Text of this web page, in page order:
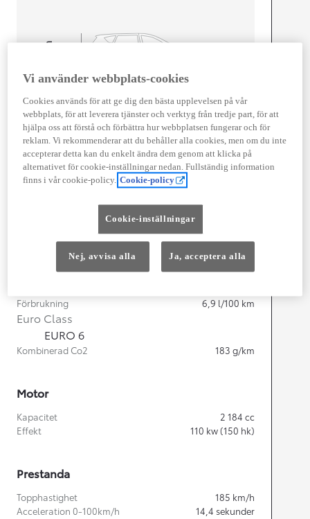
Length
5 331mm
Height
1 955
1 924 mm
Förbrukning 6,9 l/100 km
Euro Class
EURO 6
Kombinerad Co2 183 g/km
Motor
Kapacitet 2 184 cc
Effekt
110 kw (150 hk)
Prestanda
Topphastighet 185 km/h
Acceleration 0-100km/h
14,4 sekunder
Vi använder webbplats-cookies
Cookies används för att ge dig den bästa upplevelsen på vår
webbplats, för att leverera tjänster och verktyg från tredje part, för att
hjälpa oss att förstå och förbättra hur webbplatsen fungerar och för
reklam. Vi rekommenderar att du behåller alla cookies, men om du inte
accepterar detta kan du enkelt ändra dem genom att klicka på
alternativet för cookie-inställningar nedan. Fullständig information
finns i vår cookie-policy. Cookie-policy
Cookie-inställningar
Nej, avvisa alla Ja, acceptera alla